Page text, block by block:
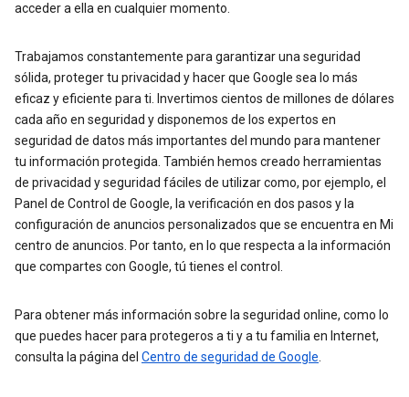
acceder a ella en cualquier momento.
Trabajamos constantemente para garantizar una seguridad
sólida, proteger tu privacidad y hacer que Google sea lo más
eficaz y eficiente para ti. Invertimos cientos de millones de dólares
cada año en seguridad y disponemos de los expertos en
seguridad de datos más importantes del mundo para mantener
tu información protegida. También hemos creado herramientas
de privacidad y seguridad fáciles de utilizar como, por ejemplo, el
Panel de Control de Google, la verificación en dos pasos y la
configuración de anuncios personalizados que se encuentra en Mi
centro de anuncios. Por tanto, en lo que respecta a la información
que compartes con Google, tú tienes el control.
Para obtener más información sobre la seguridad online, como lo
que puedes hacer para protegeros a ti y a tu familia en Internet,
consulta la página del Centro de seguridad de Google